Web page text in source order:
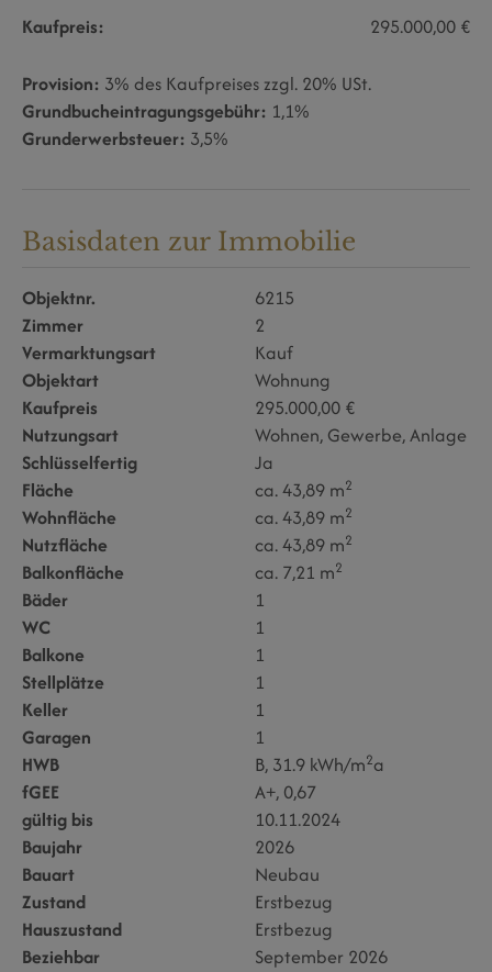
Kaufpreis: 295.000,00 €
Provision: 3% des Kaufpreises zzgl. 20% USt.
Grundbucheintragungsgebühr: 1,1%
Grunderwerbsteuer: 3,5%
Basisdaten zur Immobilie
Objektnr.
6215
Zimmer
2
Vermarktungsart
Kauf
Objektart
Wohnung
Kaufpreis
295.000,00 €
Nutzungsart
Wohnen Gewerbe Anlage
Schlüsselfertig
Ja
Fläche
ca. 43,89 m2
Wohnfläche ca. 43,89 m2
Nutzfläche ca. 43,89 m2
Balkonfläche ca. 7,21 m2
Bäder
1
WC
1
Balkone
1
Stellplätze
1
Keller
1
Garagen
1
HWB
B, 31.9 kWh/m2a
fGEE
A+, 0,67
gültig bis
10.11.2024
Baujahr
2026
Bauart
Neubau
Zustand
Erstbezug
Hauszustand
Erstbezug
Beziehbar
September 2026